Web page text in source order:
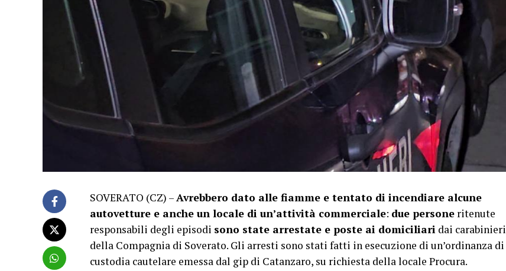
SOVERATO (CZ) –Avrebbero dato alle fiamme e tentato di incendiare alcune
autovetture e anche un locale di un’attività commerciale: due persone ritenute
responsabili degli episodi sono state arrestate e poste ai domiciliari dai carabinieri
della Compagnia di Soverato. Gli arresti sono stati fatti in esecuzione di un’ordinanza di
custodia cautelare emessa dal gip di Catanzaro, su richiesta della locale Procura.